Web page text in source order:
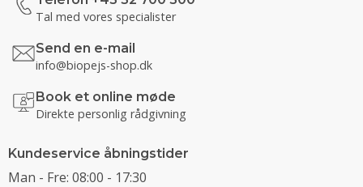
Tal med vores specialister
Send en e-mail
info@biopejs-shop.dk
Book et online møde
Direkte personlig rådgivning
Kundeservice åbningstider
Man - Fre: 08:00 - 17:30